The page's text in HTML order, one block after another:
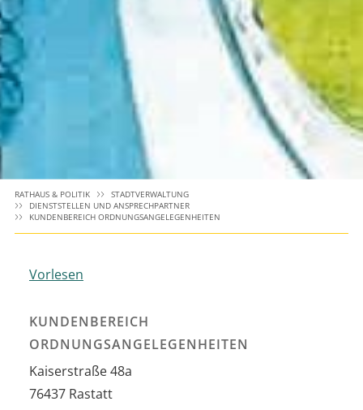
RATHAUS & POLITIK
STADTVERWALTUNG
DIENSTSTELLEN UND ANSPRECHPARTNER
KUNDENBEREICH ORDNUNGSANGELEGENHEITEN
Vorlesen
KUNDENBEREICH
ORDNUNGSANGELEGENHEITEN
Kaiserstraße 48a
76437 Rastatt